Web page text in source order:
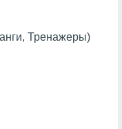
Тренажеры)